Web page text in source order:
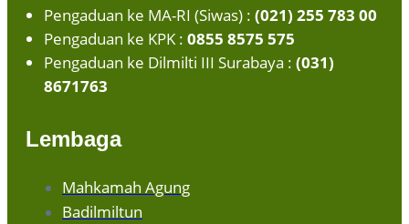
Pengaduan ke MA-RI (Siwas) : (021) 255 783 00
Pengaduan ke KPK : 0855 8575 575
Pengaduan ke Dilmilti III Surabaya : (031)
8671763
Lembaga
Mahkamah Agung
Badilmiltun